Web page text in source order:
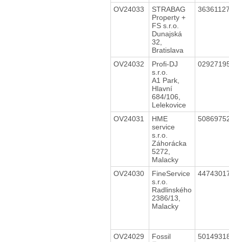
OV24033
STRABAG
Property +
FS s.r.o.
Dunajská
32,
Bratislava
OV24032
Profi-DJ
s.r.o.
A1 Park,
Hlavní
684/106,
Lelekovice
OV24031
HME
service
s.r.o.
Záhorácka
5272,
Malacky
OV24030
FineService
s.r.o.
Radlinského
2386/13,
Malacky
OV24029
Fossil